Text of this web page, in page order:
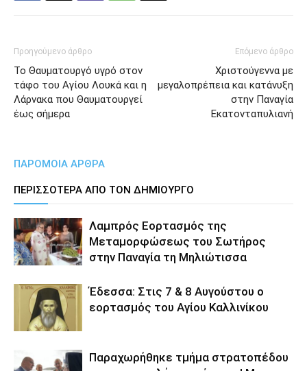
Προηγούμενο άρθρο
Το Θαυματουργό υγρό στον
τάφο του Αγίου Λουκά και η
Λάρνακα που Θαυματουργεί
έως σήμερα
Επόμενο άρθρο
Χριστούγεννα με
μεγαλοπρέπεια και κατάνυξη
στην Παναγία
Εκατονταπυλιανή
ΠΑΡΟΜΟΙΑ ΑΡΘΡΑ
ΠΕΡΙΣΣΟΤΕΡΑ ΑΠΟ ΤΟΝ ΔΗΜΙΟΥΡΓΟ
Λαμπρός Εορτασμός της
Μεταμορφώσεως του Σωτήρος
στην Παναγία τη Μηλιώτισσα
Έδεσσα: Στις 7 & 8 Αυγούστου ο
εορτασμός του Αγίου Καλλινίκου
Παραχωρήθηκε τμήμα στρατοπέδου